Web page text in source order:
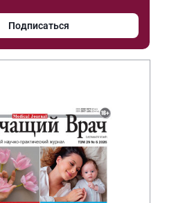
Подписаться